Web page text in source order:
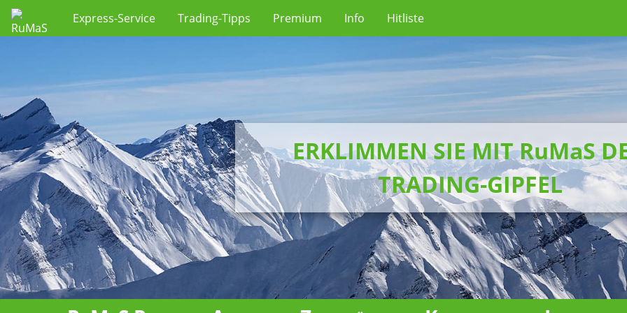
Express-Service Trading-Tipps Premium Info Hitliste
ERKLIMMEN SIE MIT RuMaS
TRADING-GIPFEL